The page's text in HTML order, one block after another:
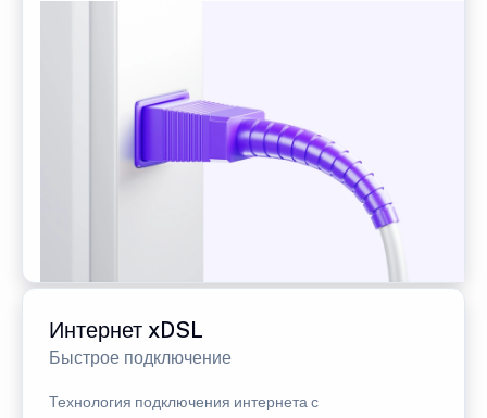
Интернет xDSL
Быстрое подключение
Технология подключения интернета с